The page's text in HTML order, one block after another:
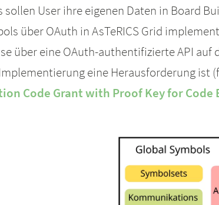
sollen User ihre eigenen Daten in Board
über OAuth in AsTeRICS Grid
über eine OAuth-authentifizierte API
eine Herausforderung ist
Code Grant with Proof Key for Code